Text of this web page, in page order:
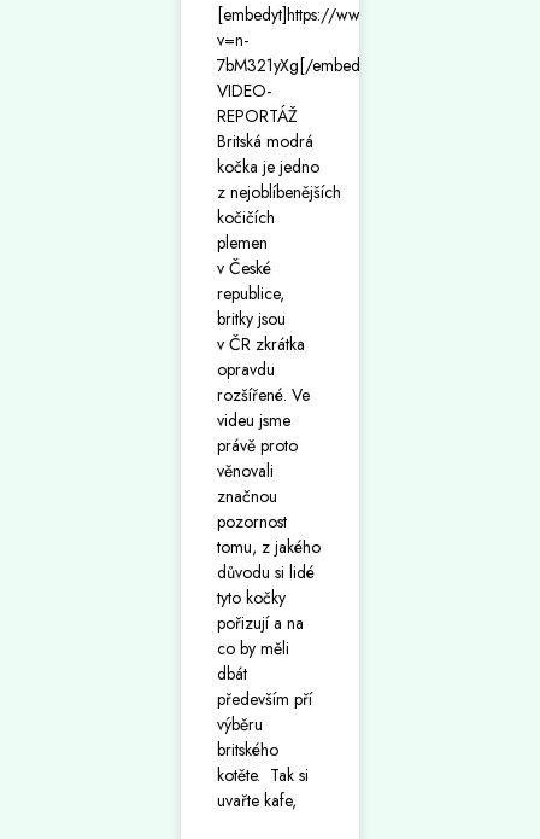
[embedyt]https://www.youtube.com/watch?
v=n-
7bM321yXg[/embedyt]
VIDEO-
REPORTÁŽ
Britská modrá
kočka je jedno
z nejoblíbenějších
kočičích
plemen
v České
republice,
britky jsou
v ČR zkrátka
opravdu
rozšířené. Ve
videu jsme
právě proto
věnovali
značnou
pozornost
tomu, z jakého
důvodu si lidé
tyto kočky
pořizují a na
co by měli
dbát
především pří
výběru
britského
kotěte. Tak si
uvařte kafe,